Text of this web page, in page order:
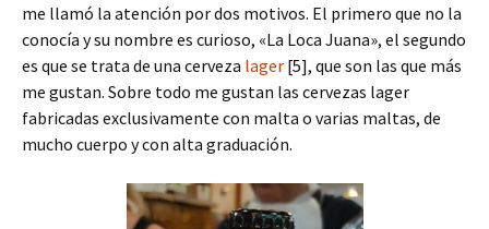
me llamó la atención por dos motivos. El primero que no la
conocía y su nombre es curioso, «La Loca Juana», el segundo
es que se trata de una cerveza lager [5], que son las que más
me gustan. Sobre todo me gustan las cervezas lager
fabricadas exclusivamente con malta o varias maltas, de
mucho cuerpo y con alta graduación.